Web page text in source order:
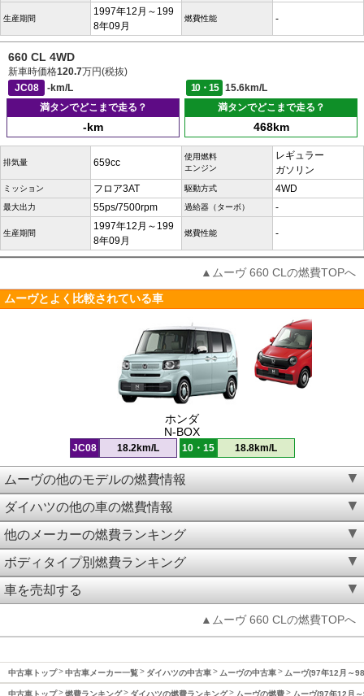
生産期間
1997年12月～199
8年09月
燃費性能 -
660 CL 4WD
新車時価格120.7万円(税抜)
JC08
-km/L 10・15
15.6km/L
満タンでどこまで走る？
-km
満タンでどこまで走る？
468km
排気量 659cc
使用燃料
エンジン
レギュラー
ガソリン
ミッション フロア3AT 駆動方式 4WD
最大出力 55ps/7500rpm 過給器（ターボ） -
生産期間
1997年12月～199
8年09月
燃費性能 -
▲ムーヴ 660 CLの燃費TOPへ
ムーヴとよく比較されている車
ホンダ
N-BOX
JC08 18.2km/L 10・15 18.8km/L
ムーヴの他のモデルの燃費情報
ダイハツの他の車の燃費情報
他のメーカーの燃費ランキング
ボディタイプ別燃費ランキング
車を売却する
▲ムーヴ 660 CLの燃費TOPへ
中古車トップ 中古車メーカー一覧 ダイハツの中古車 ムーヴの中古車 ムーヴ(97年12月～
中古車トップ 燃費ランキング ダイハツの燃費ランキング ムーヴの燃費 ムーヴ(97年12月